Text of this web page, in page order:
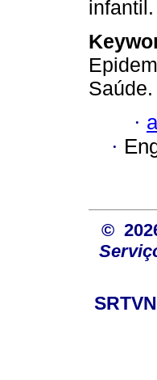
infantil.
Saúde.
·
·
©